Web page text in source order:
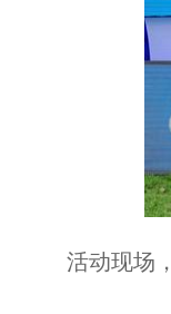
活动现场